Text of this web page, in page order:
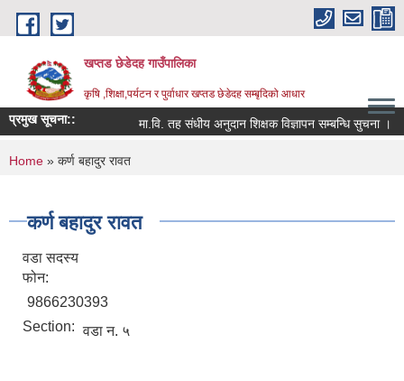
Skip to main content
खप्तड छेडेदह गाउँपालिका
कृषि ,शिक्षा,पर्यटन र पुर्वाधार खप्तड छेडेदह सम्बृदिको आधार
प्रमुख सूचना:: मा.वि. तह संधीय अनुदान शिक्षक विज्ञापन सम्बन्धि सुचना ।
You are here
Home » कर्ण बहादुर रावत
कर्ण बहादुर रावत
वडा सदस्य
फोन:
9866230393
Section: वडा न. ५